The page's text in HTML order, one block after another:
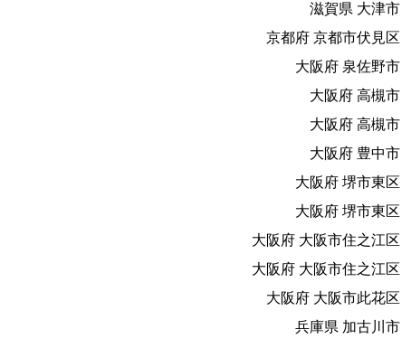
滋賀県 大津市
京都府 京都市伏見区
大阪府 泉佐野市
大阪府 高槻市
大阪府 高槻市
大阪府 豊中市
大阪府 堺市東区
大阪府 堺市東区
大阪府 大阪市住之江区
大阪府 大阪市住之江区
大阪府 大阪市此花区
兵庫県 加古川市